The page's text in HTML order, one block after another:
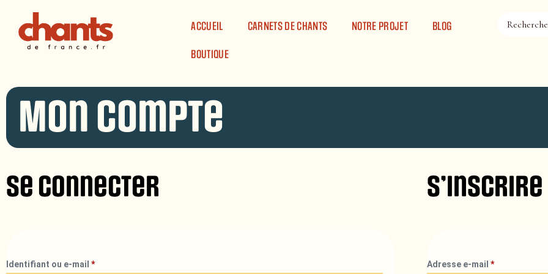
ACCUEIL
CARNETS DE CHANTS NOTRE PROJET BLOG
BOUTIQUE
Mon compte
Se connecter
Identifiant ou e-mail *
S’inscrire
Adresse e-mail*